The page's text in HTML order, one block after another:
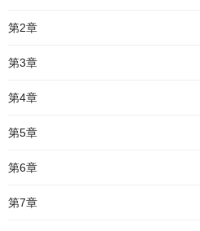
第2章
第3章
第4章
第5章
第6章
第7章